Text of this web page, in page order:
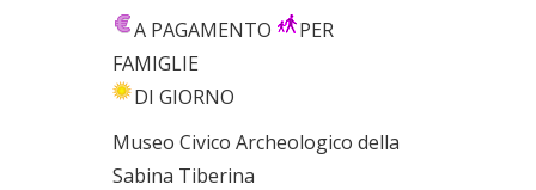
A PAGAMENTO
PER
FAMIGLIE
DI GIORNO
Museo Civico Archeologico della
Sabina Tiberina